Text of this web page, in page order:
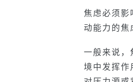
焦虑必须影
动能力的焦
一般来说，
境中发挥作